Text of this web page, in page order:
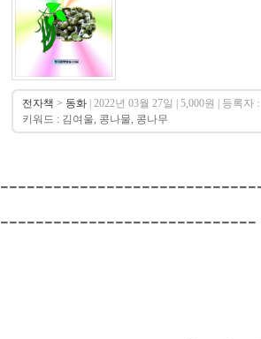
전자책 > 동화 | 2022년 03월 27일 | 5,000원 | 등록자 :
키워드 : 김여울, 콩나물, 콩나무
-----------------------------